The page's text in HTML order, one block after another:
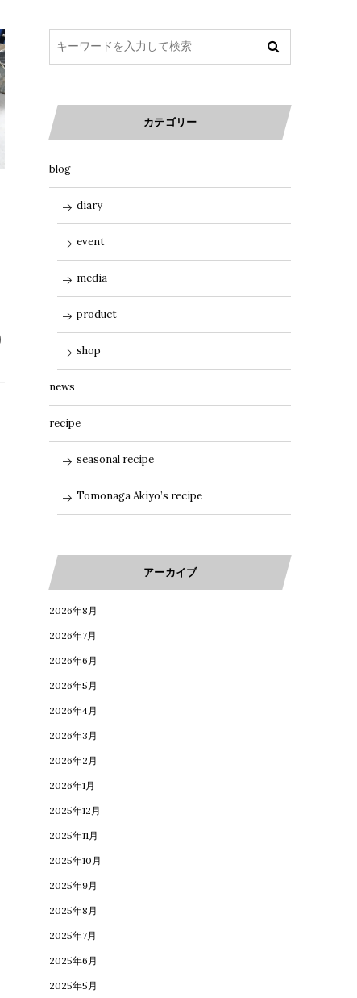
カテゴリー
blog
diary
event
media
product
shop
news
recipe
seasonal recipe
Tomonaga Akiyo’s recipe
アーカイブ
2026年8月
2026年7月
2026年6月
2026年5月
2026年4月
2026年3月
2026年2月
2026年1月
2025年12月
2025年11月
2025年10月
2025年9月
2025年8月
2025年7月
2025年6月
2025年5月